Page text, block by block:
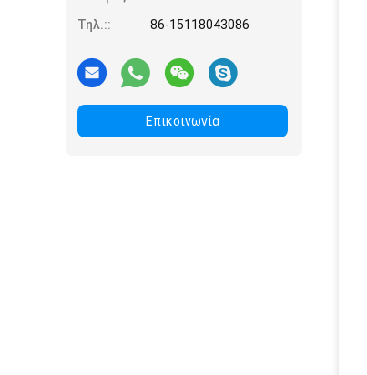
Τηλ.::
86-15118043086
Επικοινωνία